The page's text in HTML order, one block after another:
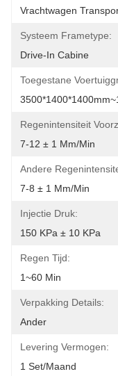
Vrachtwagen
Systeem Frametype:
Drive-In Cabine
Toegestane
Regenintensiteit
7-12 ± 1 Mm/min
Andere
7-8 ± 1 Mm/min
Injectie Druk:
150 KPa ± 10 KPa
Regen Tijd:
1~60 Min
Verpakking Details:
Ander
Levering Vermogen:
1 Set/maand